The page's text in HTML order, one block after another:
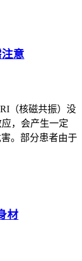
意
（核磁共振）没
，会产生一定
。部分患者由于
材